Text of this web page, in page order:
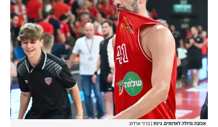
אכזבה גדולה לאדומים. גינת ברני ארדוב